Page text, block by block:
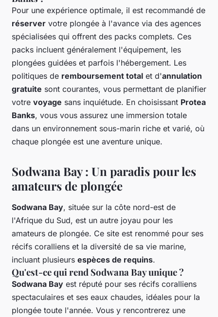
Pour une expérience optimale, il est recommandé de
réserver votre plongée à l'avance via des agences
spécialisées qui offrent des packs complets. Ces
packs incluent généralement l'équipement, les
plongées guidées et parfois l'hébergement. Les
politiques de remboursement total et d'annulation
gratuite sont courantes, vous permettant de planifier
votre voyage sans inquiétude. En choisissant Protea
Banks, vous vous assurez une immersion totale
dans un environnement sous-marin riche et varié, où
chaque plongée est une aventure unique.
Sodwana Bay : Un paradis pour les
amateurs de plongée
Sodwana Bay, située sur la côte nord-est de
l'Afrique du Sud, est un autre joyau pour les
amateurs de plongée. Ce site est renommé pour ses
récifs coralliens et la diversité de sa vie marine,
incluant plusieurs espèces de requins.
Qu'est-ce qui rend Sodwana Bay unique ?
Sodwana Bay est réputé pour ses récifs coralliens
spectaculaires et ses eaux chaudes, idéales pour la
plongée toute l'année. Vous y rencontrerez une